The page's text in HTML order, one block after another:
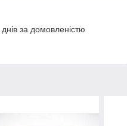
за домовленістю